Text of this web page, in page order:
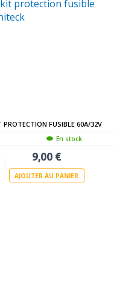
PROTECTION FUSIBLE 60A/32V
En stock
9,00 €
AJOUTER AU PANIER